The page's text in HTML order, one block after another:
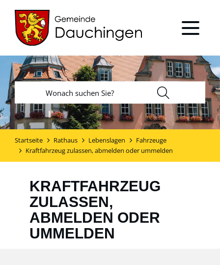
Startseite Rathaus Lebenslagen
Fahrzeuge
Kraftfahrzeug zulassen, abmelden oder ummelden
KRAFTFAHRZEUG
ZULASSEN,
ABMELDEN ODER
UMMELDEN